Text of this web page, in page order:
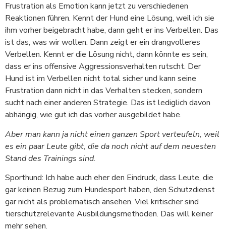
Frustration als Emotion kann jetzt zu verschiedenen
Reaktionen führen. Kennt der Hund eine Lösung, weil ich sie
ihm vorher beigebracht habe, dann geht er ins Verbellen. Das
ist das, was wir wollen. Dann zeigt er ein drangvolleres
Verbellen. Kennt er die Lösung nicht, dann könnte es sein,
dass er ins offensive Aggressionsverhalten rutscht. Der
Hund ist im Verbellen nicht total sicher und kann seine
Frustration dann nicht in das Verhalten stecken, sondern
sucht nach einer anderen Strategie. Das ist lediglich davon
abhängig, wie gut ich das vorher ausgebildet habe.
Aber man kann ja nicht einen ganzen Sport verteufeln, weil
es ein paar Leute gibt, die da noch nicht auf dem neuesten
Stand des Trainings sind.
Sporthund: Ich habe auch eher den Eindruck, dass Leute, die
gar keinen Bezug zum Hundesport haben, den Schutzdienst
gar nicht als problematisch ansehen. Viel kritischer sind
tierschutzrelevante Ausbildungsmethoden. Das will keiner
mehr sehen.